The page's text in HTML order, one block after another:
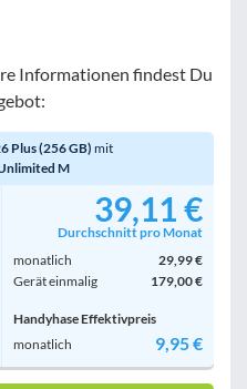
Informationen findest Du
Plus (256 GB) mit
M
39,11 €
Durchschnitt pro Monat
monatlich
29,99 €
Gerät einmalig
179,00 €
Handyhase Effektivpreis
monatlich
9,95 €